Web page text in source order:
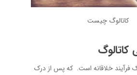
کاتالوگ چیست
فرآیند خلاقانه است. که پس از درک